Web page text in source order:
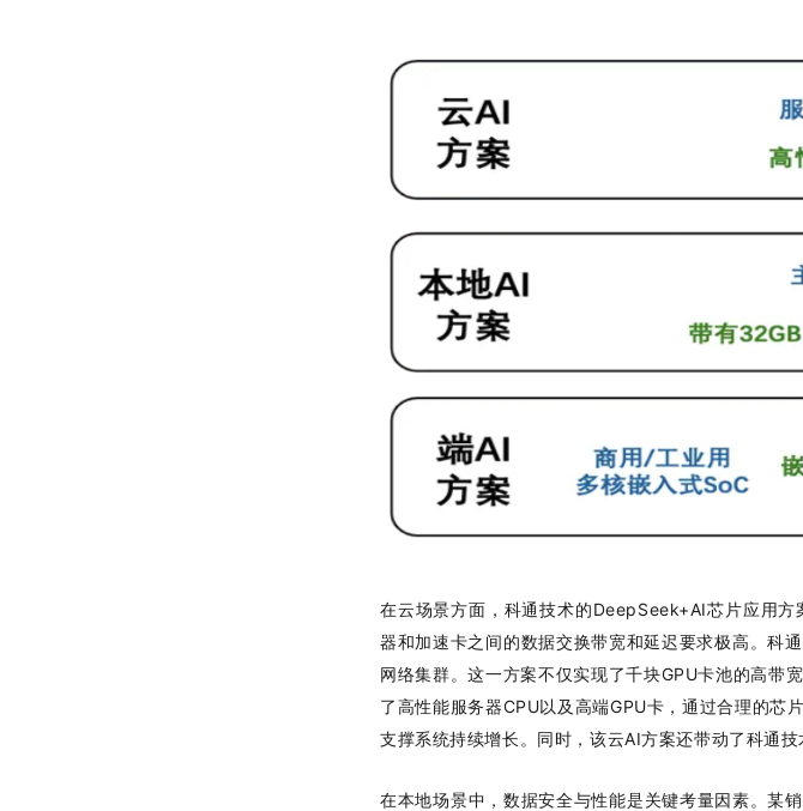
在云场景方面，科通技术的DeepSeek+AI芯片应用
器和加速卡之间的数据交换带宽和延迟要求极高。
网络集群。这一方案不仅实现了千块GPU卡池的高带
了高性能服务器CPU以及高端GPU卡，通过合理的芯
支撑系统持续增长。同时，该云AI方案还带动了科通
在本地场景中，数据安全与性能是关键考量因素。某